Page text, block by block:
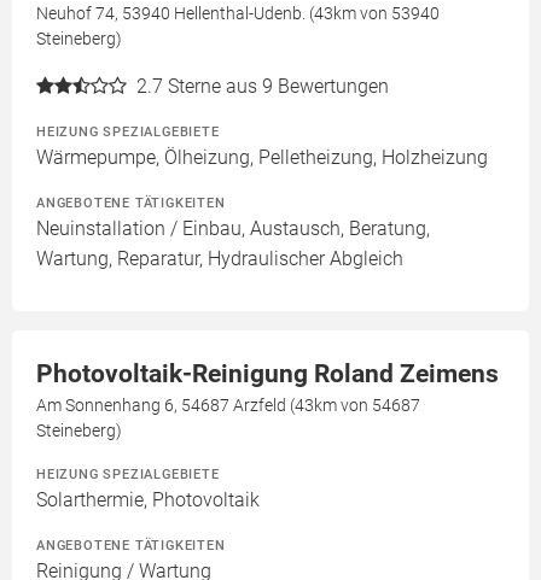
Neuhof 74, 53940 Hellenthal-Udenb. (43km von 53940
Steineberg)
2.7 Sterne aus 9 Bewertungen
HEIZUNG SPEZIALGEBIETE
Wärmepumpe, Ölheizung, Pelletheizung, Holzheizung
ANGEBOTENE TÄTIGKEITEN
Neuinstallation / Einbau, Austausch, Beratung,
Wartung, Reparatur, Hydraulischer Abgleich
Photovoltaik-Reinigung Roland Zeimens
Am Sonnenhang 6, 54687 Arzfeld (43km von 54687
Steineberg)
HEIZUNG SPEZIALGEBIETE
Solarthermie, Photovoltaik
ANGEBOTENE TÄTIGKEITEN
Reinigung / Wartung